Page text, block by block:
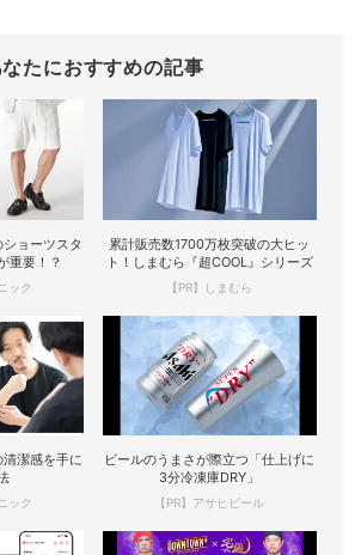
なたにおすすめの記事
ョーツスタ
重要！？
ック
累計販売数1700万枚突破の大ヒッ
ト！しまむら『超COOL』シリーズ
【PR】しまむら
潔感を手に
ック
ビールのうまさが際立つ「仕上げに
3分冷凍庫DRY」
【PR】アサヒビール